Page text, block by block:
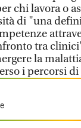
chi lavora o
di "una
tra
la
i percorsi